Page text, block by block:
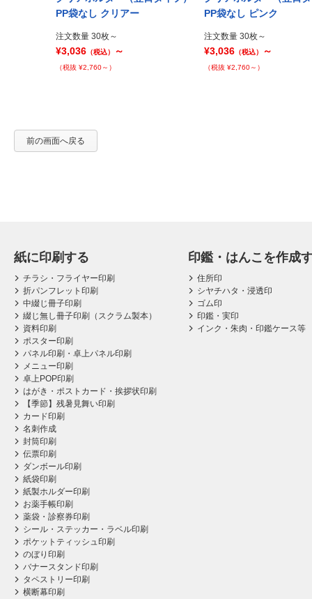
PP袋なし クリアー
注文数量 30枚～
¥3,036 （税込） ～
（税抜 ¥2,760～）
PP袋なし ピンク
注文数量 30枚～
¥3,036 （税込） ～
（税抜 ¥2,760～）
前の画面へ戻る
紙に印刷する
チラシ・フライヤー印刷
折パンフレット印刷
中綴じ冊子印刷
綴じ無し冊子印刷（スクラム製本）
資料印刷
ポスター印刷
パネル印刷・卓上パネル印刷
メニュー印刷
卓上POP印刷
はがき・ポストカード・挨拶状印刷
【季節】残暑見舞い印刷
カード印刷
名刺作成
封筒印刷
伝票印刷
ダンボール印刷
紙袋印刷
紙製ホルダー印刷
お薬手帳印刷
薬袋・診察券印刷
シール・ステッカー・ラベル印刷
ポケットティッシュ印刷
のぼり印刷
バナースタンド印刷
タペストリー印刷
横断幕印刷
印鑑・はんこを作成
住所印
シヤチハタ・浸透印
ゴム印
印鑑・実印
インク・朱肉・印鑑ケース等